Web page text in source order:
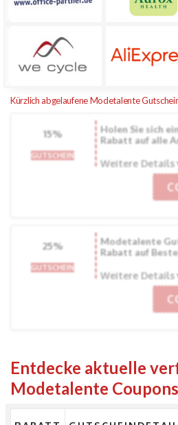
Kürzlich abgelaufene Modetalente
15%
GUTSCHEIN
Holen Sie sich
Rabatt auf alle
Weitere Details
25%
GUTSCHEIN
Modetalente
Rabatt auf
Weitere Details
Entdecke aktuelle
Modetalente